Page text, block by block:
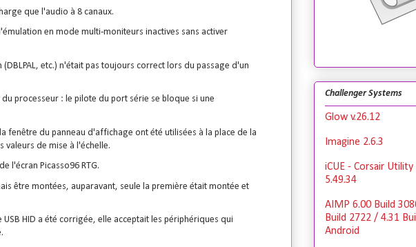
que l'audio à 8 canaux.
en mode multi-moniteurs inactives sans activer
etc.) n'était pas toujours correct lors du passage d'un
processeur : le pilote du port série se bloque si une
fenêtre du panneau d'affichage ont été utilisées à la place de la
valeurs de mise à l'échelle.
l'écran Picasso96 RTG.
être montées, auparavant, seule la première était montée et
HID a été corrigée, elle acceptait les périphériques qui
Challenger Systems
Glow v.26.12
Imagine 2.6.3
iCUE - Corsair
5.49.34
AIMP 6.00 Build
Build 2722 / 4.31
Android